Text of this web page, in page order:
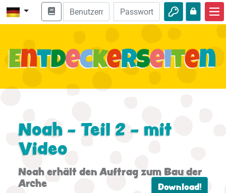
Bibel entdecken
Natur
Noah - Teil 2 - mit
Video
Noah erhält den Auftrag zum Bau der
Arche Download!